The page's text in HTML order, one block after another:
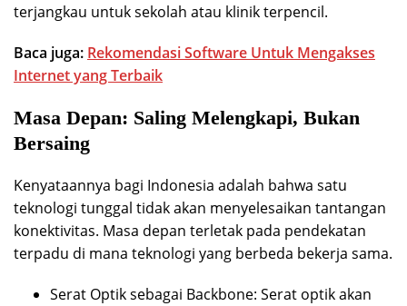
terjangkau untuk sekolah atau klinik terpencil.
Baca juga: Rekomendasi Software Untuk Mengakses
Internet yang Terbaik
Masa Depan: Saling Melengkapi, Bukan
Bersaing
Kenyataannya bagi Indonesia adalah bahwa satu
teknologi tunggal tidak akan menyelesaikan tantangan
konektivitas. Masa depan terletak pada pendekatan
terpadu di mana teknologi yang berbeda bekerja sama.
Serat Optik sebagai Backbone: Serat optik akan